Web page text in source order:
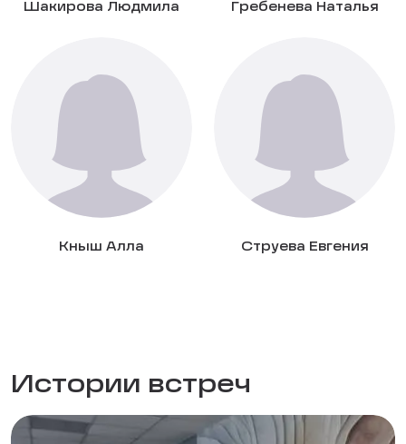
Шакирова Людмила Гребенева Наталья
Кныш Алла Струева Евгения
Истории встреч